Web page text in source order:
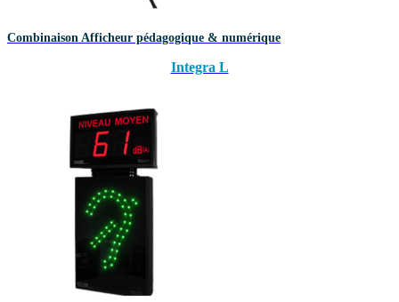
Combinaison Afficheur pédagogique & numérique
Integra L